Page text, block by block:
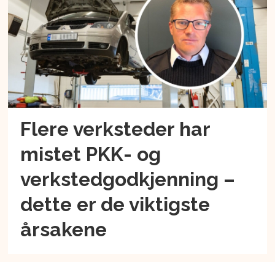
Flere verksteder har
mistet PKK- og
verkstedgodkjenning –
dette er de viktigste
årsakene